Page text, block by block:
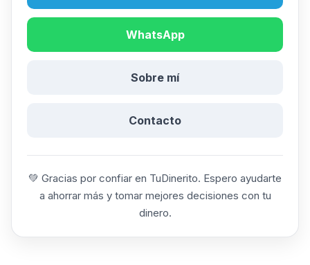
WhatsApp
Sobre mí
Contacto
💚 Gracias por confiar en TuDinerito. Espero ayudarte
a ahorrar más y tomar mejores decisiones con tu
dinero.